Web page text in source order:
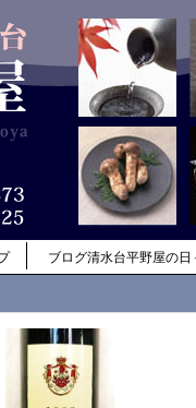
ブログ清水台平野屋の日